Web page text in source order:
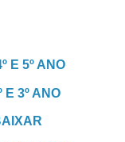
E 5º ANO
3º ANO